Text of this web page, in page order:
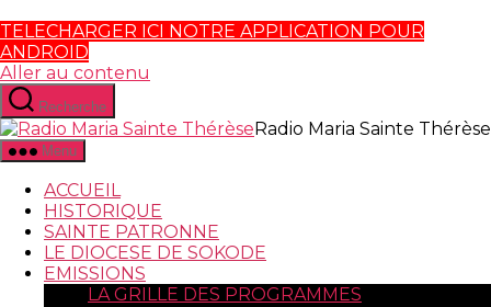
TELECHARGER ICI NOTRE APPLICATION POUR
ANDROID
Aller au contenu
Recherche
Radio Maria Sainte Thérèse
Menu
ACCUEIL
HISTORIQUE
SAINTE PATRONNE
LE DIOCESE DE SOKODE
EMISSIONS
LA GRILLE DES PROGRAMMES